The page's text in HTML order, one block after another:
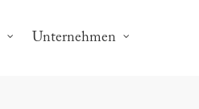
Unternehmen